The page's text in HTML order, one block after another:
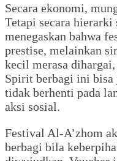
Secara ekonomi,
Tetapi secara
menegaskan bahwa
prestise, melainkan
kecil merasa
Spirit berbagi ini bisa
tidak berhenti pada
aksi sosial.
Festival Al-A’zhom
berbagi bila